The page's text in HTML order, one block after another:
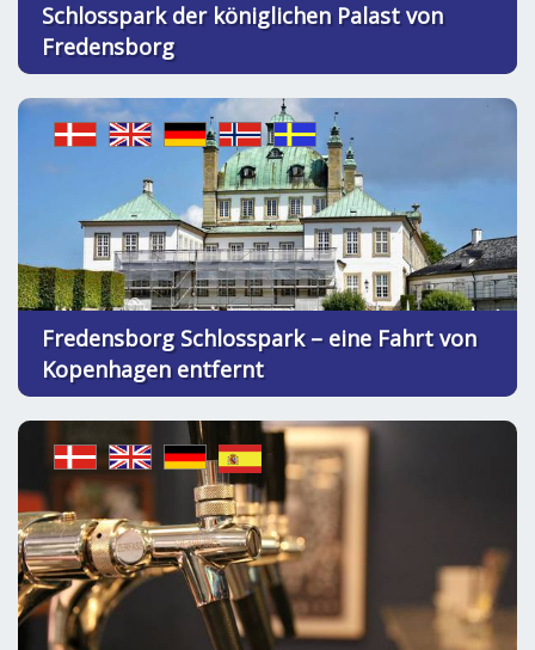
Schlosspark der königlichen Palast von
Fredensborg
Fredensborg Schlosspark – eine Fahrt von
Kopenhagen entfernt